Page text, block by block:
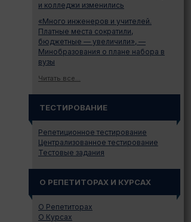
и колледжи изменились
«Много инженеров и учителей.
Платные места сократили,
бюджетные — увеличили», —
Минобразования о плане набора в
вузы
Читать все...
ТЕСТИРОВАНИЕ
Репетиционное тестирование
Централизованное тестирование
Тестовые задания
О РЕПЕТИТОРАХ И КУРСАХ
О Репетиторах
О Курсах